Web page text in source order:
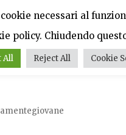
necessari al
policy. Chiudendo
All Reject All Cookie